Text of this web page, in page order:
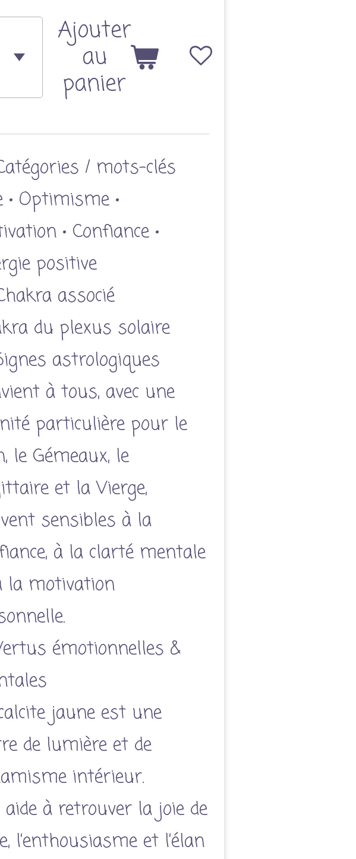
Ajouter
au
panier
/ mots-clés
• Optimisme •
• Confiance •
positive
associé
du plexus solaire
astrologiques
à tous, avec une
particulière pour le
le Gémeaux, le
et la Vierge,
sensibles à la
à la clarté mentale
la motivation
émotionnelles &
jaune est une
de lumière et de
intérieur.
aide à retrouver la joie de
l’enthousiasme et l’élan